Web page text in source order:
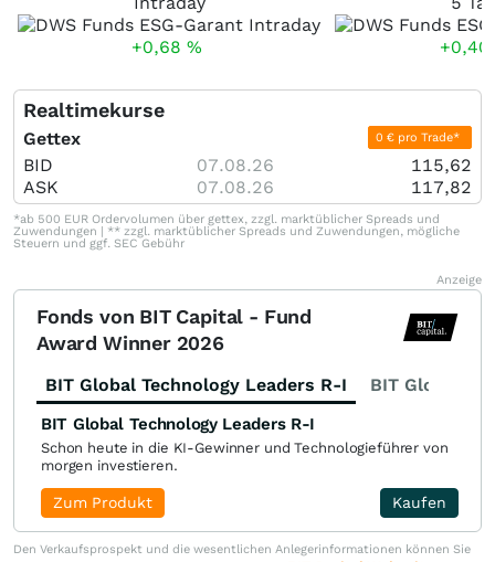
+0,68 % +0,40
Realtimekurse
Gettex 0 € pro Trade*
BID 07.08.26
115,62
ASK
07.08.26 117,82
*ab 500 EUR Ordervolumen über gettex, zzgl. marktüblicher Spreads und
Zuwendungen | ** zzgl. marktüblicher Spreads und Zuwendungen, mögliche
Steuern und ggf. SEC Gebühr
Anzeige
Fonds von BIT Capital - Fund
Award Winner 2026
BIT Global Technology Leaders R-I BIT Global
BIT Global Technology Leaders R-I
Schon heute in die KI-Gewinner und Technologieführer von
morgen investieren.
Kaufen
Zum Produkt
Den Verkaufsprospekt und die wesentlichen Anlegerinformationen können Sie